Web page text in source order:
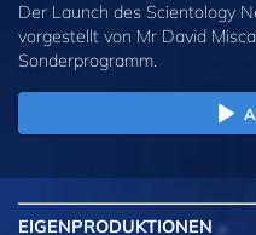
Der Launch des Scientology
vorgestellt von Mr David
Sonderprogramm.
EIGENPRODUKTIONEN